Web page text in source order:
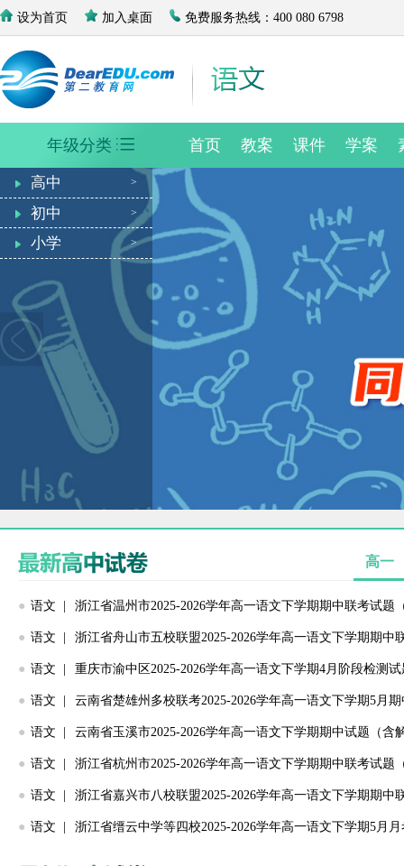
设为首页 加入桌面 免费服务热线：400 080 6798
年级分类 首页 教案 课件 学案
高中
>
初中
小学
>
高一
● 语文 | 浙江省温州市2025-2026学年高一语文下学期期中联考试题
● 语文 | 浙江省舟山市五校联盟2025-2026学年高一语文下学期期中
● 语文 | 重庆市渝中区2025-2026学年高一语文下学期4月阶段检测试
● 语文 | 云南省楚雄州多校联考2025-2026学年高一语文下学期5月
● 语文 | 云南省玉溪市2025-2026学年高一语文下学期期中试题（含
● 语文 | 浙江省杭州市2025-2026学年高一语文下学期期中联考试题
● 语文 | 浙江省嘉兴市八校联盟2025-2026学年高一语文下学期期中
● 语文 | 浙江省缙云中学等四校2025-2026学年高一语文下学期5月